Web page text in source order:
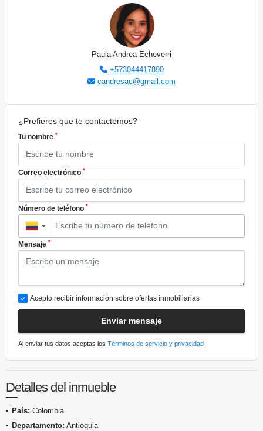
Paula Andrea Echeverri
+573044417890
candresac@gmail.com
¿Prefieres que te contactemos?
Tu nombre *
Correo electrónico *
Número de teléfono *
▼
Mensaje *
Acepto recibir información sobre ofertas inmobiliarias
Enviar mensaje
Al enviar tus datos aceptas los Términos de servicio y privacidad
Detalles del inmueble
País: Colombia
Departamento: Antioquia